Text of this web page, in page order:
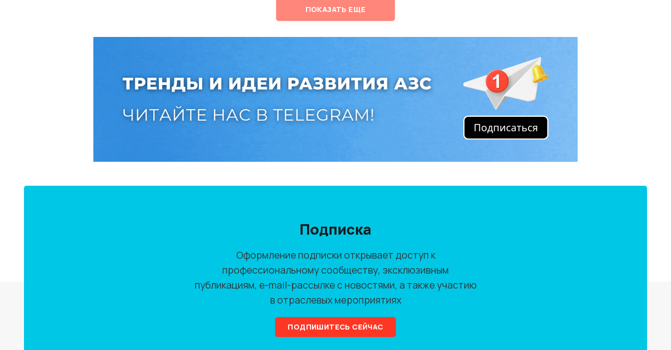
ПОКАЗАТЬ ЕЩЕ
Подписка
Оформление подписки открывает доступ к
профессиональному сообществу, эксклюзивным
публикациям, e-mail-рассылке с новостями, а также участию
в отраслевых мероприятиях
ПОДПИШИТЕСЬ СЕЙЧАС